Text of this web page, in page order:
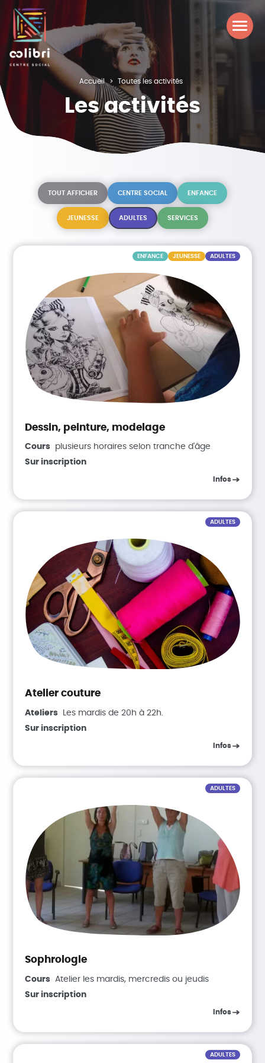
Accueil Toutes les activités
Les activités
TOUT AFFICHER CENTRE SOCIAL ENFANCE
JEUNESSE ADULTES SERVICES
ENFANCE JEUNESSE ADULTES
Dessin, peinture, modelage
Cours
plusieurs horaires selon tranche d'âge
Sur inscription
Infos
ADULTES
Atelier couture
Ateliers
Les mardis de 20h à 22h.
Sur inscription
Infos
ADULTES
Sophrologie
Cours Atelier les mardis, mercredis ou jeudis
Sur inscription
Infos
ADULTES